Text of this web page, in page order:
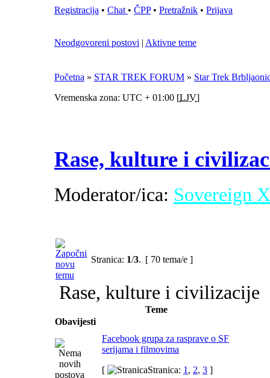
Registracija • Chat • ČPP• Pretražnik • Prijava
Neodgovoreni postovi | Aktivne teme
Početna » STAR TREK FORUM » Star Trek
Vremenska zona: UTC + 01:00 [LJV]
Rase, kulture i
Moderator/ica: Sovereign X
Stranica: 1/3. [ 70 tema/e ]
Rase, kulture i civilizacije
Teme
Obavijesti
Facebook grupa za rasprave o SF
serijama i filmovima
[
Stranica: 1 , 2, 3 ]